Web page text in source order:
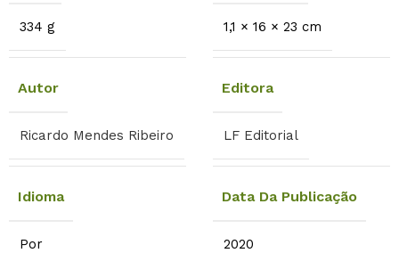
334 g 1,1 × 16 × 23 cm
Autor
Ricardo Mendes Ribeiro
Editora
LF Editorial
Idioma
Por
Data Da Publicação
2020